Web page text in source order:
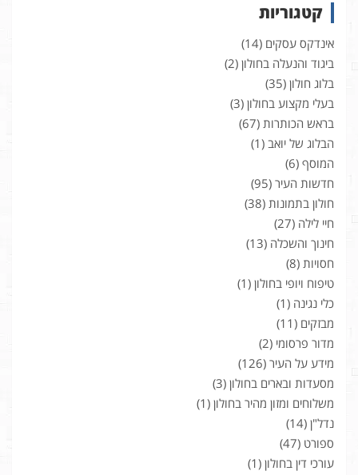
קטגוריות
אינדקס עסקים (14)
ביגוד והנעלה בחולון (2)
בלוג חולון (35)
בעלי מקצוע בחולון (3)
בראש הכותרות (67)
הבלוג של יואב (1)
המוסף (6)
חדשות העיר (95)
חולון בתמונות (38)
חיי לילה (27)
חינוך והשכלה (13)
חסויות (8)
טיפוח ויופי בחולון (1)
כלי נגינה (1)
מבזקים (11)
מדור פרסומי (2)
מידע על העיר (126)
מסעדות ובארים בחולון (3)
משלוחים ומזון מהיר בחולון (1)
נדל"ן (14)
ספורט (47)
עורכי דין בחולון (1)